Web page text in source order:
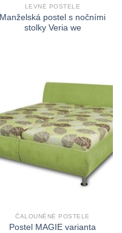
LEVNÉ POSTELE
Manželská postel s nočními
stolky Veria we
ČALOUNĚNÉ POSTELE
Postel MAGIE varianta